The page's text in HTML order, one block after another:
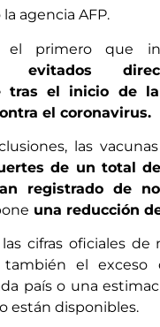
agencia AFP.
primero que
evitados
tras el inicio de
el coronavirus.
las vacunas
de un total
registrado de
una reducción
las cifras oficiales
también el exceso
país o una
están disponibles.